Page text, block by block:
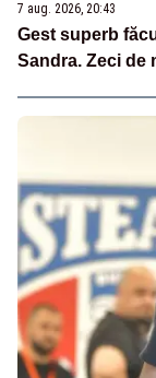
7 aug. 2026, 20:43
Gest superb
Sandra. Zeci de